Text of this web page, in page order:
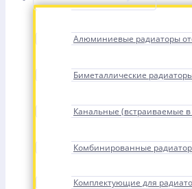
Алюминиевые радиаторы
Биметаллические
Канальные (встраиваемые
Комбинированные
Комплектующие для